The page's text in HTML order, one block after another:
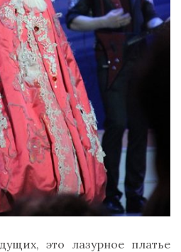
это лазурное платье